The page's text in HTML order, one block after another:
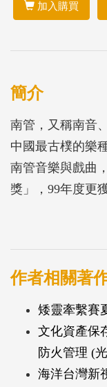
加入購買
簡介
南管，又稱南音
中國最古樸的樂
南管音樂與戲曲
獎」，99年度更
管戲曲」，希望
作者相關著
矮靈牽繫賽
文化資產保
防火管理 (
海洋台灣新